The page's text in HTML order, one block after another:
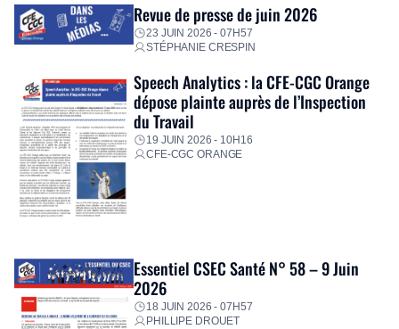
Revue de presse de juin 2026
23 JUIN 2026 - 07H57
STÉPHANIE CRESPIN
Speech Analytics : la CFE-CGC Orange
dépose plainte auprès de l’Inspection
du Travail
19 JUIN 2026 - 10H16
CFE-CGC ORANGE
Essentiel CSEC Santé N° 58 – 9 Juin
2026
18 JUIN 2026 - 07H57
PHILLIPE DROUET